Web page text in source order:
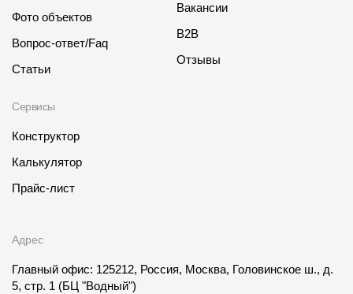
Фото объектов
Вопрос-ответ/Faq
Статьи
Сервисы
Конструктор
Калькулятор
Прайс-лист
Вакансии
B2B
Отзывы
Адрес
Главный офис: 125212, Россия, Москва, Головинское ш., д.
5, стр. 1 (БЦ "Водный")